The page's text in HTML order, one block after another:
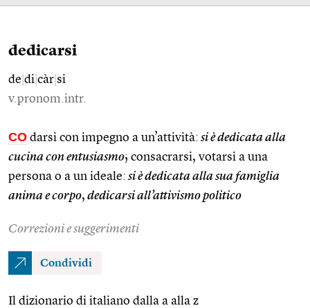
dedicarsi
de di càr si
v.pronom.intr.
CO darsi con impegno a un’attività: si è dedicata alla
cucina con entusiasmo; consacrarsi, votarsi a una
persona o a un ideale: si è dedicata alla sua famiglia
anima e corpo, dedicarsi all’attivismo politico
Correzioni e suggerimenti
Condividi
Il dizionario di italiano dalla a alla z